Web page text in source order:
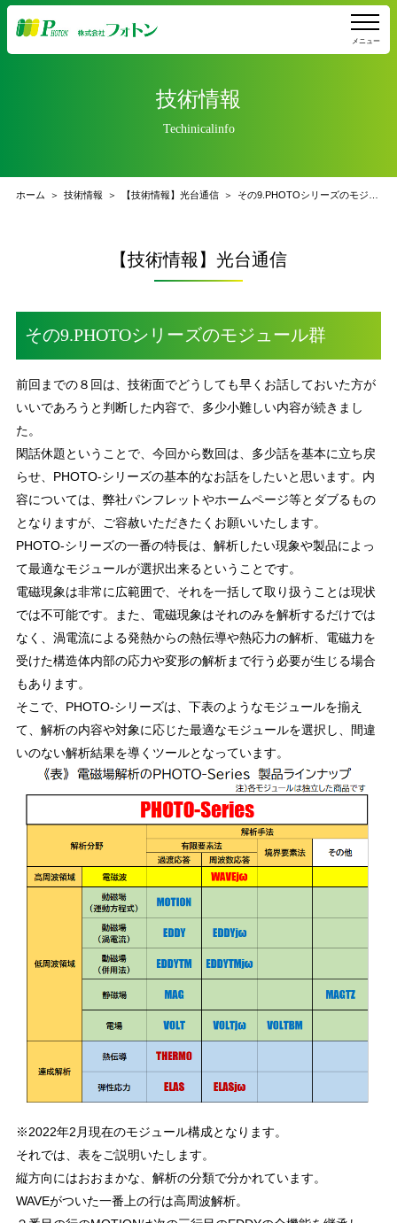
メニュー
技術情報
Techinicalinfo
ホーム 技術情報 【技術情報】光台通信
【技術情報】光台通信
その9.PHOTOシリーズのモジュール群
前回までの８回は、技術面でどうしても早くお話しておいた方が
いいであろうと判断した内容で、多少小難しい内容が続きまし
た。
閑話休題ということで、今回から数回は、多少話を基本に立ち戻
らせ、PHOTO-シリーズの基本的なお話をしたいと思います。内
容については、弊社パンフレットやホームページ等とダブるもの
となりますが、ご容赦いただきたくお願いいたします。
PHOTO-シリーズの一番の特長は、解析したい現象や製品によっ
て最適なモジュールが選択出来るということです。
電磁現象は非常に広範囲で、それを一括して取り扱うことは現状
では不可能です。また、電磁現象はそれのみを解析するだけでは
なく、渦電流による発熱からの熱伝導や熱応力の解析、電磁力を
受けた構造体内部の応力や変形の解析まで行う必要が生じる場合
もあります。
そこで、PHOTO-シリーズは、下表のようなモジュールを揃え
て、解析の内容や対象に応じた最適なモジュールを選択し、間違
いのない解析結果を導くツールとなっています。
※2022年2月現在のモジュール構成となります。
それでは、表をご説明いたします。
縦方向にはおおまかな、解析の分類で分かれています。
WAVEがついた一番上の行は高周波解析。